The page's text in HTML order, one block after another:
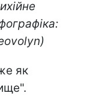
як